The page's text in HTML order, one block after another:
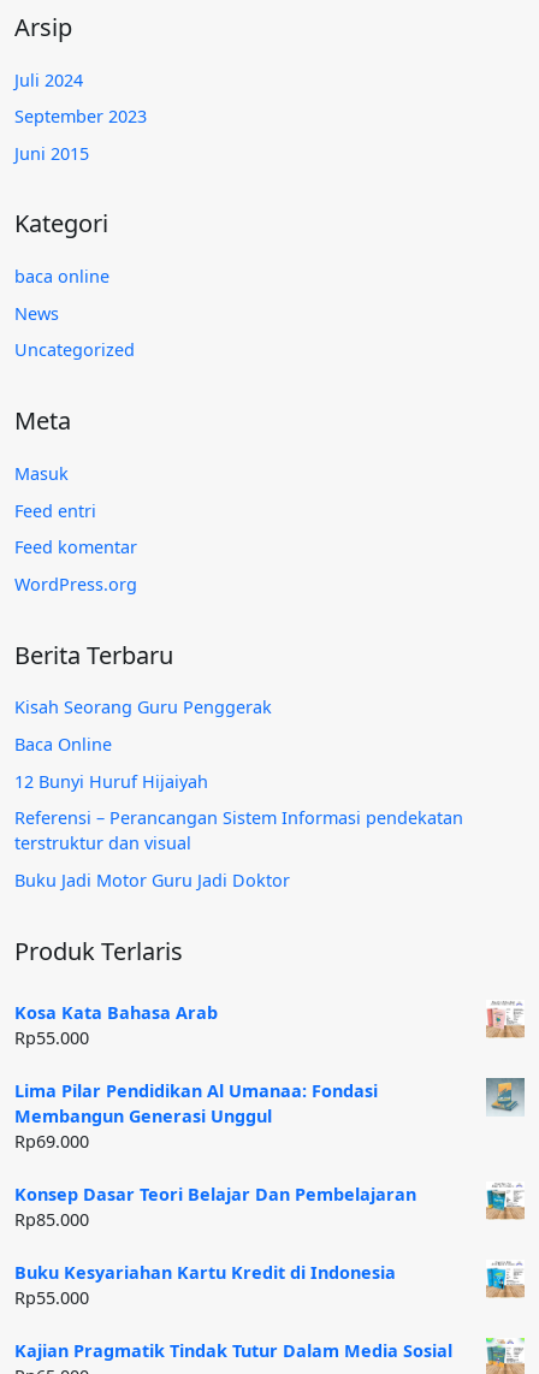
Arsip
Juli 2024
September 2023
Juni 2015
Kategori
baca online
News
Uncategorized
Meta
Masuk
Feed entri
Feed komentar
WordPress.org
Berita Terbaru
Kisah Seorang Guru Penggerak
Baca Online
12 Bunyi Huruf Hijaiyah
Referensi – Perancangan Sistem Informasi pendekatan
terstruktur dan visual
Buku Jadi Motor Guru Jadi Doktor
Produk Terlaris
Kosa Kata Bahasa Arab
Rp55.000
Lima Pilar Pendidikan Al Umanaa: Fondasi
Membangun Generasi Unggul
Rp69.000
Konsep Dasar Teori Belajar Dan Pembelajaran
Rp85.000
Buku Kesyariahan Kartu Kredit di Indonesia
Rp55.000
Kajian Pragmatik Tindak Tutur Dalam Media Sosial